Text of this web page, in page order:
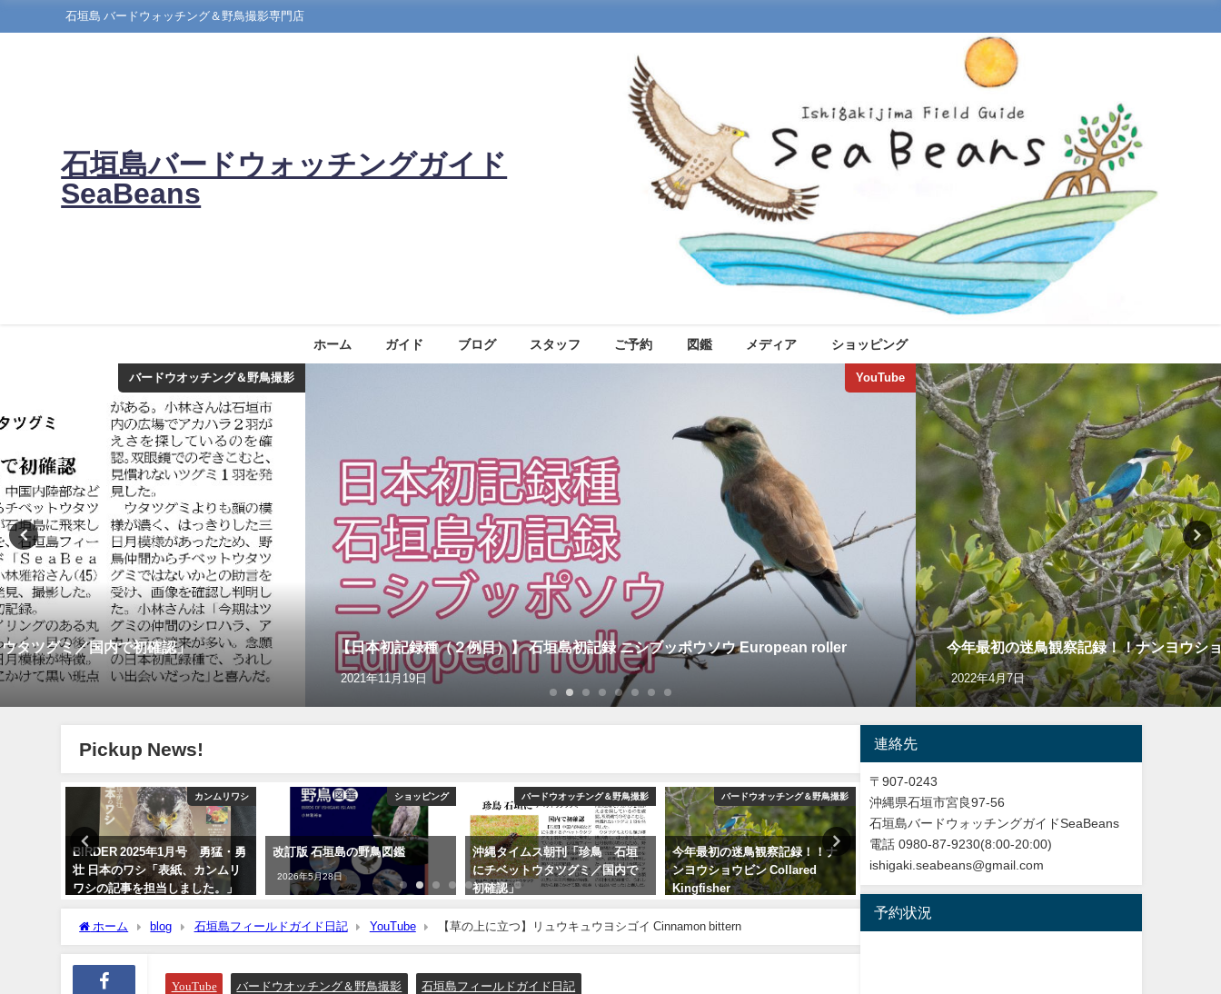
石垣島 バードウォッチング＆野鳥撮影専門店
石垣島バードウォッチングガイド
SeaBeans
ホーム ガイド ブログ スタッフ ご予約 図鑑 メディア ショッピング
バードウオッチング＆野鳥撮影
タツグミ／国内で初確認」
YouTube
【日本初記録種（２例目）】 石垣島初記録 ニシブッポウソウ European roller
2021年11月19日
今年最初の迷鳥観察記録！！ナンヨウシ
2022年4月7日
Pickup News!
カンムリワシ
BIRDER 2025年1月号 勇猛・勇
壮 日本のワシ「表紙、カンムリ
ワシの記事を担当しました。」
ショッピング
改訂版 石垣島の野鳥図鑑
2026年5月28日
バードウオッチング＆野鳥撮影
沖縄タイムス朝刊「珍鳥 石垣
にチベットウタツグミ／国内で
初確認」
バードウオッチング＆野鳥撮影
今年最初の迷鳥観察記録！！ナ
ンヨウショウビン Collared
Kingfisher
バードウオッチング＆野鳥撮影
沖縄タイムス 3月1日朝刊 マキバ
タヒバリ石垣飛来
2026年3月1日
European roller
ホーム blog 石垣島フィールドガイド日記 YouTube 【草の上に立つ】リュウキュウヨシゴイ Cinnamon bittern
YouTube バードウオッチング＆野鳥撮影 石垣島フィールドガイド日記
連絡先
〒907-0243
沖縄県石垣市宮良97-56
石垣島バードウォッチングガイドSeaBeans
電話 0980-87-9230(8:00-20:00)
ishigaki.seabeans@gmail.com
予約状況